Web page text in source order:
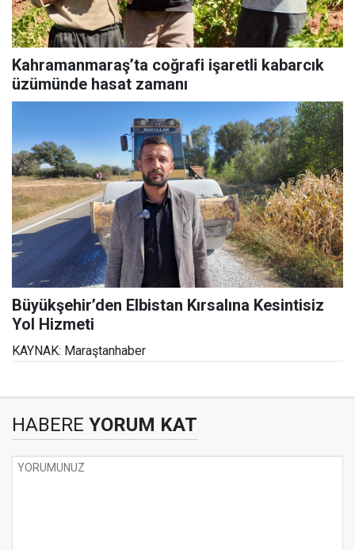
Kahramanmaraş’ta coğrafi işaretli kabarcık
üzümünde hasat zamanı
Büyükşehir’den Elbistan Kırsalına Kesintisiz
Yol Hizmeti
KAYNAK: Maraştanhaber
HABERE YORUM KAT